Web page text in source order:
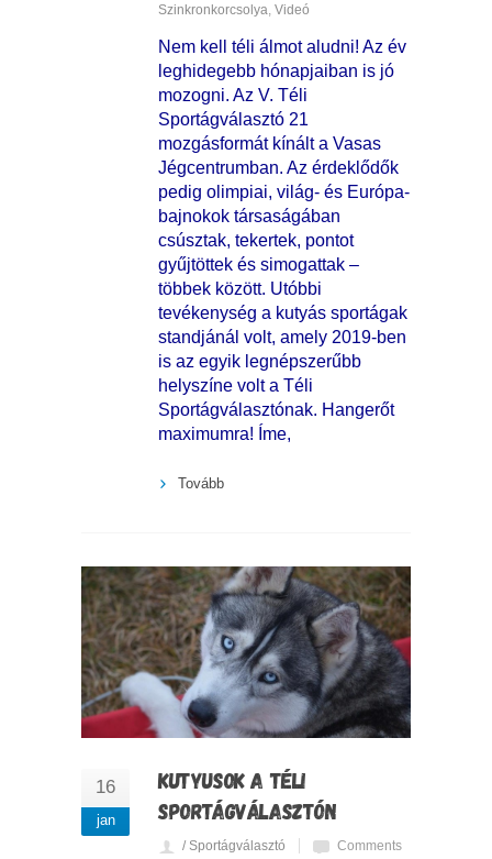
Szinkronkorcsolya Videó
Nem kell téli álmot aludni! Az év
leghidegebb hónapjaiban is jó
mozogni. Az V. Téli
Sportágválasztó 21
mozgásformát kínált a Vasas
Jégcentrumban. Az érdeklődők
pedig olimpiai, világ- és Európa-
bajnokok társaságában
csúsztak, tekertek, pontot
gyűjtöttek és simogattak –
többek között. Utóbbi
tevékenység a kutyás sportágak
standjánál volt, amely 2019-ben
is az egyik legnépszerűbb
helyszíne volt a Téli
Sportágválasztónak. Hangerőt
maximumra! Íme,
Tovább
16
jan
KUTYUSOK A TÉLI
SPORTÁGVÁLASZTÓN
/ Sportágválasztó
Comments